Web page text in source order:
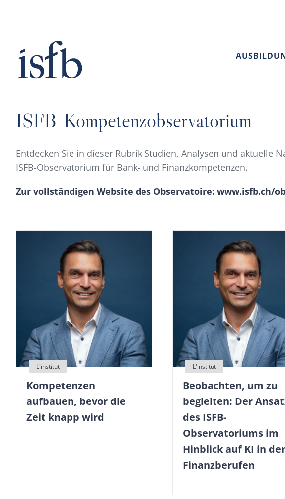
ISFB-Kompetenzobservatorium
Entdecken Sie in dieser Rubrik Studien, Analysen und aktuelle
ISFB-Observatorium für Bank- und Finanzkompetenzen.
Zur vollständigen Website des Observatoire: www.isfb.ch/
Kompetenzen
aufbauen, bevor die
Zeit knapp wird
Beobachten, um zu
begleiten: Der
des ISFB-
Observatoriums im
Hinblick auf KI in
Finanzberufen